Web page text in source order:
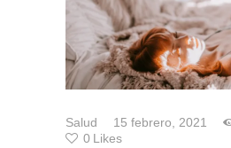
Salud 15 febrero, 2021
0 Likes